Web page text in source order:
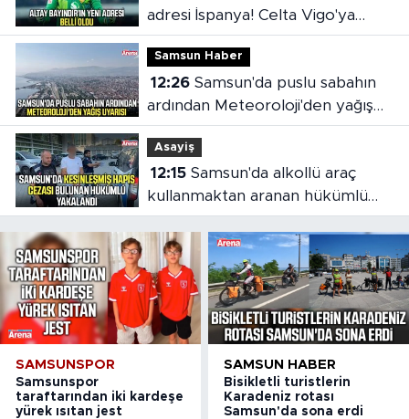
adresi İspanya! Celta Vigo'ya
kiralandı
Samsun Haber
12:26Samsun'da puslu sabahın
ardından Meteoroloji'den yağış
uyarısı
Asayiş
12:15Samsun'da alkollü araç
kullanmaktan aranan hükümlü
cezaevine gönderildi
SAMSUNSPOR
Samsunspor
taraftarından iki kardeşe
yürek ısıtan jest
SAMSUN HABER
Bisikletli turistlerin
Karadeniz rotası
Samsun'da sona erdi